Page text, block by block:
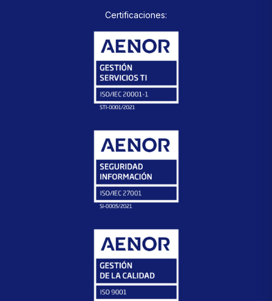
Certificaciones: